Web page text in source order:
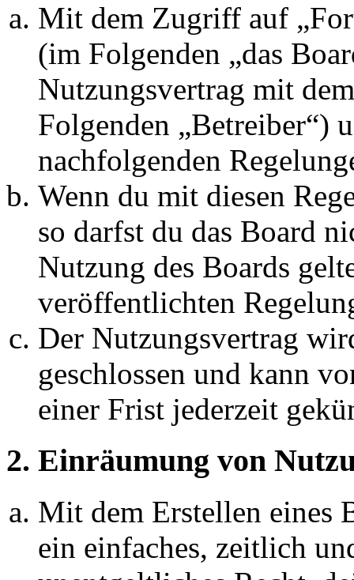
Mit dem Zugriff auf
(im Folgenden „das
Nutzungsvertrag mit
Folgenden „Betreiber“)
nachfolgenden
Wenn du mit diesen
so darfst du das Board
Nutzung des Boards
veröffentlichten
Der Nutzungsvertrag
geschlossen und kann
einer Frist jederzeit
2. Einräumung von
Mit dem Erstellen eines
ein einfaches, zeitlich